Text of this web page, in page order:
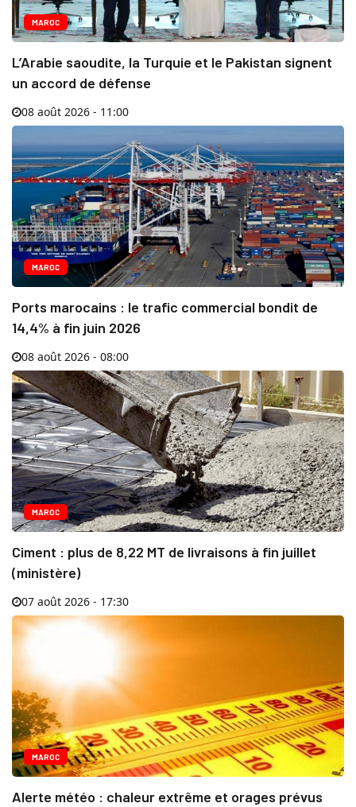
MAROC
L’Arabie saoudite, la Turquie et le Pakistan signent
un accord de défense
08 août 2026 - 11:00
MAROC
Ports marocains : le trafic commercial bondit de
14,4% à fin juin 2026
08 août 2026 - 08:00
MAROC
Ciment : plus de 8,22 MT de livraisons à fin juillet
(ministère)
07 août 2026 - 17:30
MAROC
Alerte météo : chaleur extrême et orages prévus